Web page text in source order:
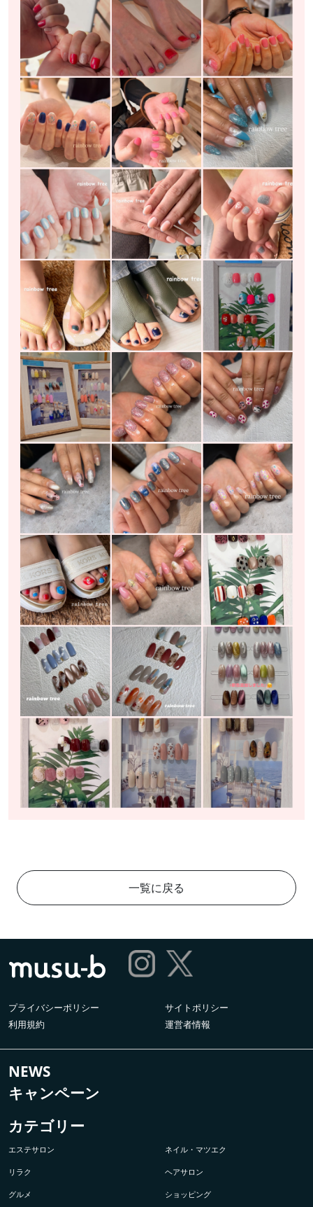
一覧に戻る
プライバシーポリシー
サイトポリシー
利用規約
運営者情報
NEWS
キャンペーン
カテゴリー
エステサロン ネイル・マツエク
リラク ヘアサロン
グルメ ショッピング